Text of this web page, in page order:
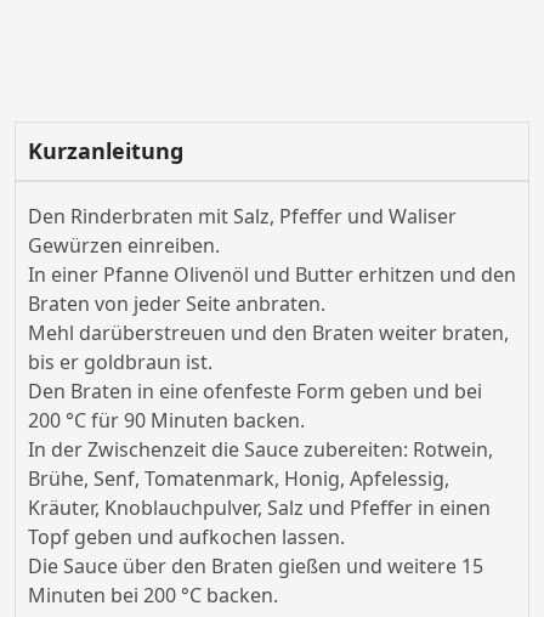
Kurzanleitung
Den Rinderbraten mit Salz, Pfeffer und Waliser
Gewürzen einreiben.
In einer Pfanne Olivenöl und Butter erhitzen und den
Braten von jeder Seite anbraten.
Mehl darüberstreuen und den Braten weiter braten,
bis er goldbraun ist.
Den Braten in eine ofenfeste Form geben und bei
200 °C für 90 Minuten backen.
In der Zwischenzeit die Sauce zubereiten: Rotwein,
Brühe, Senf, Tomatenmark, Honig, Apfelessig,
Kräuter, Knoblauchpulver, Salz und Pfeffer in einen
Topf geben und aufkochen lassen.
Die Sauce über den Braten gießen und weitere 15
Minuten bei 200 °C backen.